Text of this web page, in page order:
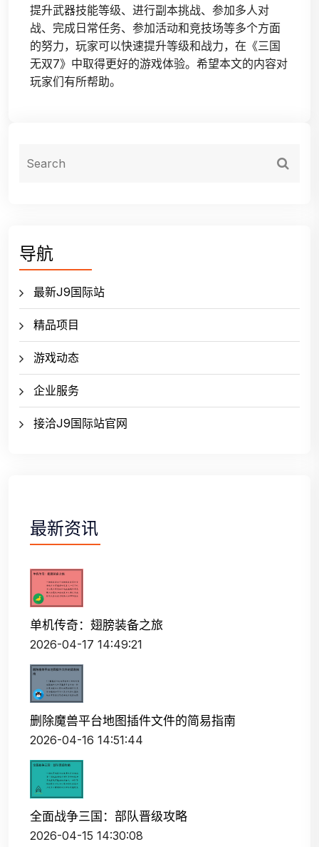
提升武器技能等级、进行副本挑战、参加多人对
战、完成日常任务、参加活动和竞技场等多个方面
的努力，玩家可以快速提升等级和战力，在《三国
无双7》中取得更好的游戏体验。希望本文的内容对
玩家们有所帮助。
导航
最新J9国际站
精品项目
游戏动态
企业服务
接洽J9国际站官网
最新资讯
单机传奇：翅膀装备之旅
2026-04-17 14:49:21
删除魔兽平台地图插件文件的简易指南
2026-04-16 14:51:44
全面战争三国：部队晋级攻略
2026-04-15 14:30:08